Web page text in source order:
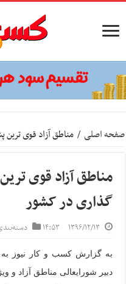
صفحه اصلی / مناطق آزاد قوی ترین
مناطق آزاد قوی
گذاری در کشور
۱۳۹۶/۱۲/۱۳ ۱۴:۵۳
به گزارش کسب و کار نیوز به
دبیر شورایعالی مناطق آزاد و